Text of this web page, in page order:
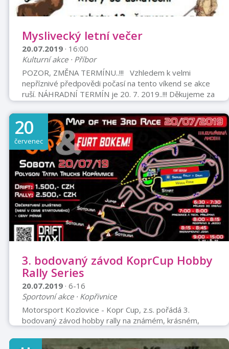
Myslivecký letní večer
20.07.2019 · 16:00
Kulturní akce · Příbor
POZOR, ZMĚNA TERMÍNU..!!! Vzhledem k velmi
nepříznivé předpovědi počasí na tento víkend se akce
ruší. NÁHRADNÍ TERMÍN je 20. 7. 2019..!!! Děkujeme za
pochopení a prosíme o sdílení této informace i Vašim
přátelům. Členové MS Příbor I se uskuteční na
Myslivecké chatě příbor Točna.K poslechu a tanci hraje
skupina REMIXBohaté občerstvení zajištěno.Pro děti
připraven skákací hrad zdarma.PRVNÍ CENA SRNEC!!!
20
červenec
3. bodovaný závod KoprCup Hobby
Rally Series
20.07.2019 · 6-16
Sportovní akce · Kopřivnice
Motorsport Kozlovice - Kopr Cup, z.s. pořádá 3.
bodovaný závod hobby rally na známém, krásném,
s drifty pod záštitou kluků z Furt Bokem! Poprvé v